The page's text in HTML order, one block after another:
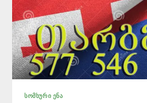
ᲡᲝᲛᲮᲣᲠᲘ ᲔᲜᲐ